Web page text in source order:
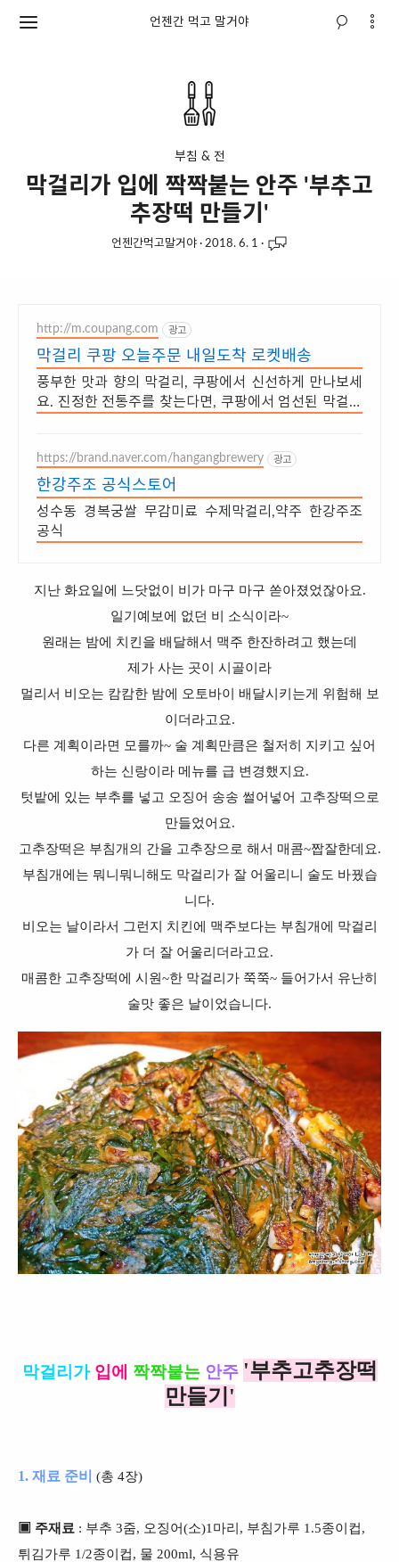
언젠간 먹고 말거야
부침 & 전
막걸리가 입에 짝짝붙는 안주 '부추고
추장떡 만들기'
언젠간먹고말거야· 2018. 6. 1 ·
http://m.coupang.com 광고
막걸리 쿠팡 오늘주문 내일도착 로켓배송
풍부한 맛과 향의 막걸리, 쿠팡에서 신선하게 만나보세
요. 진정한 전통주를 찾는다면, 쿠팡에서 엄선된 막걸리
https://brand.naver.com/hangangbrewery 광고
한강주조 공식스토어
성수동 경복궁쌀 무감미료 수제막걸리,약주 한강주조
공식
지난 화요일에 느닷없이 비가 마구 마구 쏟아졌었잖아요.
일기예보에 없던 비 소식이라~
원래는 밤에 치킨을 배달해서 맥주 한잔하려고 했는데
제가 사는 곳이 시골이라
멀리서 비오는 캄캄한 밤에 오토바이 배달시키는게 위험해 보
이더라고요.
다른 계획이라면 모를까~ 술 계획만큼은 철저히 지키고 싶어
하는 신랑이라 메뉴를 급 변경했지요.
텃밭에 있는 부추를 넣고 오징어 송송 썰어넣어 고추장떡으로
만들었어요.
고추장떡은 부침개의 간을 고추장으로 해서 매콤~짭잘한데요.
부침개에는 뭐니뭐니해도 막걸리가 잘 어울리니 술도 바꿨습
니다.
비오는 날이라서 그런지 치킨에 맥주보다는 부침개에 막걸리
가 더 잘 어울리더라고요.
매콤한 고추장떡에 시원~한 막걸리가 쭉쭉~ 들어가서 유난히
술맛 좋은 날이었습니다.
막걸리가 입에 짝짝붙는 안주 '부추고추장떡
만들기'
1. 재료 준비 (총 4장)
▣ 주재료 : 부추 3줌, 오징어(소)1마리, 부침가루 1.5종이컵,
튀김가루 1/2종이컵, 물 200ml, 식용유